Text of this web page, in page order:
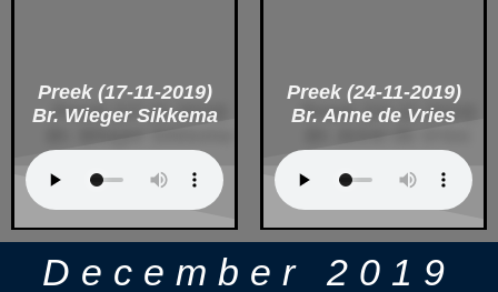
Preek (17-11-2019)
Br. Wieger Sikkema
Preek (24-11-2019)
Br. Anne de Vries
December 2019